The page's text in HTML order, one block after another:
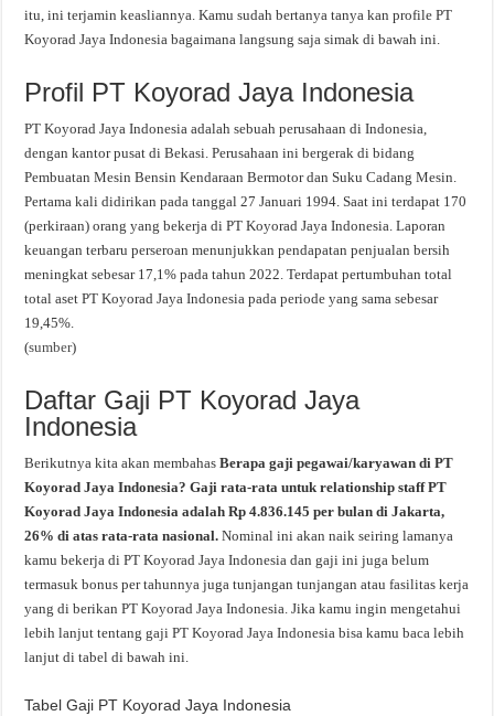
itu, ini terjamin keasliannya. Kamu sudah bertanya tanya kan profile PT
Koyorad Jaya Indonesia bagaimana langsung saja simak di bawah ini.
Profil PT Koyorad Jaya Indonesia
PT Koyorad Jaya Indonesia adalah sebuah perusahaan di Indonesia,
dengan kantor pusat di Bekasi. Perusahaan ini bergerak di bidang
Pembuatan Mesin Bensin Kendaraan Bermotor dan Suku Cadang Mesin.
Pertama kali didirikan pada tanggal 27 Januari 1994. Saat ini terdapat 170
(perkiraan) orang yang bekerja di PT Koyorad Jaya Indonesia. Laporan
keuangan terbaru perseroan menunjukkan pendapatan penjualan bersih
meningkat sebesar 17,1% pada tahun 2022. Terdapat pertumbuhan total
total aset PT Koyorad Jaya Indonesia pada periode yang sama sebesar
19,45%.
(sumber)
Daftar Gaji PT Koyorad Jaya
Indonesia
Berikutnya kita akan membahasBerapa gaji pegawai/karyawan di PT
Koyorad Jaya Indonesia? Gaji rata-rata untuk relationship staff PT
Koyorad Jaya Indonesia adalah Rp 4.836.145 per bulan di Jakarta,
26% di atas rata-rata nasional.Nominal ini akan naik seiring lamanya
kamu bekerja di PT Koyorad Jaya Indonesia dan gaji ini juga belum
termasuk bonus per tahunnya juga tunjangan tunjangan atau fasilitas kerja
yang di berikan PT Koyorad Jaya Indonesia. Jika kamu ingin mengetahui
lebih lanjut tentang gaji PT Koyorad Jaya Indonesia bisa kamu baca lebih
lanjut di tabel di bawah ini.
Tabel Gaji PT Koyorad Jaya Indonesia